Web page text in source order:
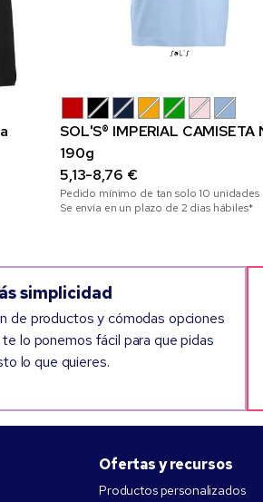
SOL'S® IMPERIAL CAMISETA
190g
5,13-8,76 €
Pedido mínimo de tan solo 10 unidades
Se envía en un plazo de 2 días hábiles*
simplicidad
de productos y cómodas opciones
lo ponemos fácil para que pidas
lo que quieres.
Ofertas y recursos
Productos personalizados